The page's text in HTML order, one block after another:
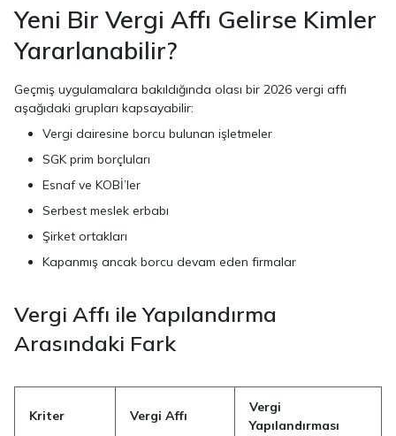
Yeni Bir Vergi Affı Gelirse Kimler
Yararlanabilir?
Geçmiş uygulamalara bakıldığında olası bir 2026 vergi affı
aşağıdaki grupları kapsayabilir:
Vergi dairesine borcu bulunan işletmeler
SGK prim borçluları
Esnaf ve KOBİ’ler
Serbest meslek erbabı
Şirket ortakları
Kapanmış ancak borcu devam eden firmalar
Vergi Affı ile Yapılandırma
Arasındaki Fark
Kriter Vergi Affı
Vergi
Yapılandırması